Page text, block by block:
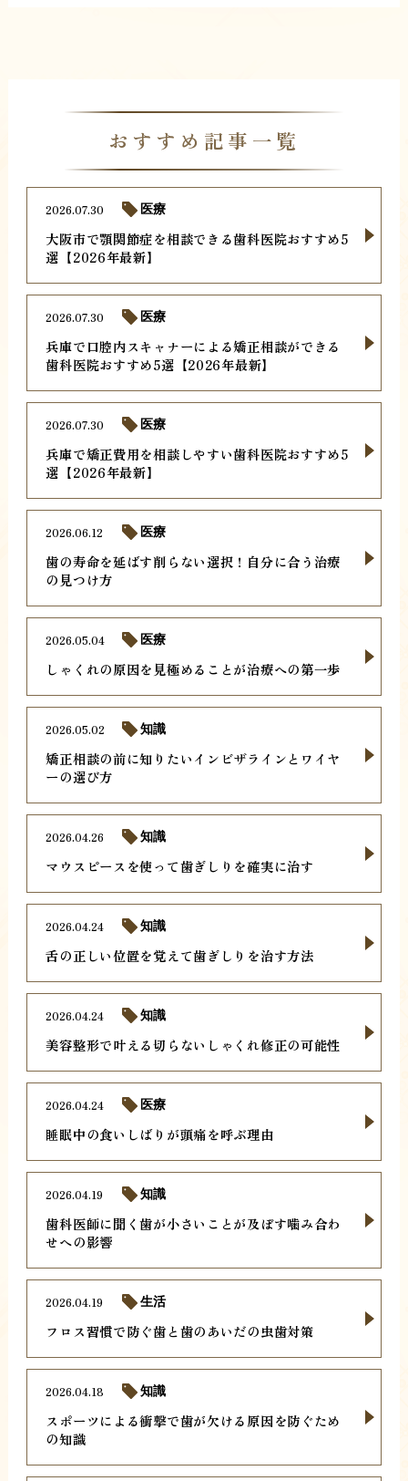
おすすめ記事一覧
大阪市で顎関節症を相談できる歯科医院おすすめ5
選【2026年最新】
2026.07.30 医療
兵庫で口腔内スキャナーによる矯正相談ができる
歯科医院おすすめ5選【2026年最新】
2026.07.30 医療
兵庫で矯正費用を相談しやすい歯科医院おすすめ5
選【2026年最新】
2026.07.30 医療
歯の寿命を延ばす削らない選択！自分に合う治療
の見つけ方
2026.06.12 医療
しゃくれの原因を見極めることが治療への第一歩
2026.05.04 医療
矯正相談の前に知りたいインビザラインとワイヤ
ーの選び方
2026.05.02 知識
マウスピースを使って歯ぎしりを確実に治す
2026.04.26 知識
舌の正しい位置を覚えて歯ぎしりを治す方法
2026.04.24 知識
美容整形で叶える切らないしゃくれ修正の可能性
2026.04.24 知識
睡眠中の食いしばりが頭痛を呼ぶ理由
2026.04.24 医療
歯科医師に聞く歯が小さいことが及ぼす噛み合わ
せへの影響
2026.04.19 知識
フロス習慣で防ぐ歯と歯のあいだの虫歯対策
2026.04.19 生活
スポーツによる衝撃で歯が欠ける原因を防ぐため
の知識
2026.04.18 知識